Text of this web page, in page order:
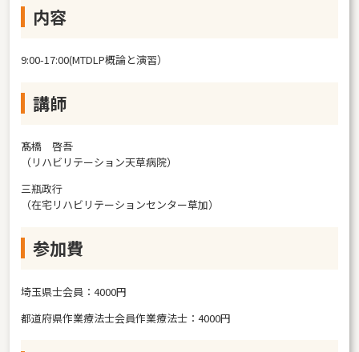
内容
9:00-17:00(MTDLP概論と演習）
講師
髙橋 啓吾
（リハビリテーション天草病院）
三瓶政行
（在宅リハビリテーションセンター草加）
参加費
埼玉県士会員：4000円
都道府県作業療法士会員作業療法士：4000円